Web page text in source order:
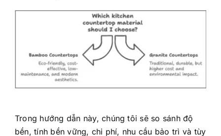
Trong hướng dẫn này, chúng tôi sẽ so sánh độ
bền, tính bền vững, chi phí, nhu cầu bảo trì và tùy